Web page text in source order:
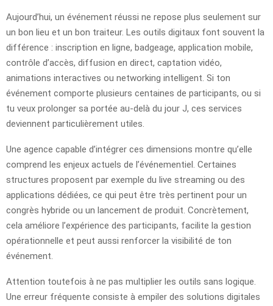
Aujourd’hui, un événement réussi ne repose plus seulement sur
un bon lieu et un bon traiteur. Les outils digitaux font souvent la
différence : inscription en ligne, badgeage, application mobile,
contrôle d’accès, diffusion en direct, captation vidéo,
animations interactives ou networking intelligent. Si ton
événement comporte plusieurs centaines de participants, ou si
tu veux prolonger sa portée au-delà du jour J, ces services
deviennent particulièrement utiles.
Une agence capable d’intégrer ces dimensions montre qu’elle
comprend les enjeux actuels de l’événementiel. Certaines
structures proposent par exemple du live streaming ou des
applications dédiées, ce qui peut être très pertinent pour un
congrès hybride ou un lancement de produit. Concrètement,
cela améliore l’expérience des participants, facilite la gestion
opérationnelle et peut aussi renforcer la visibilité de ton
événement.
Attention toutefois à ne pas multiplier les outils sans logique.
Une erreur fréquente consiste à empiler des solutions digitales